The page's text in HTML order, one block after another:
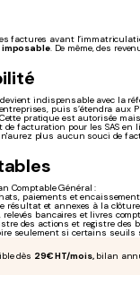
factures avant
. De même, des
indispensable avec la
puis s’étendra
pratique est autorisée
de facturation pour les SAS en
n'aurez plus aucun souci de
Comptable Général :
paiements et
résultat et annexes à la clôture
bancaires et livres
des actions et registre des
seulement si certains seuils
dès 29€ HT/mois,bilan